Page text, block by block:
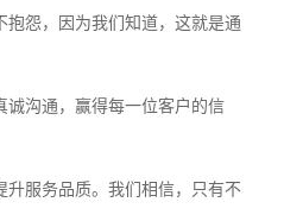
怨，因为我们知道，这就是通
诚沟通，赢得每一位客户的信
升服务品质。我们相信，只有不